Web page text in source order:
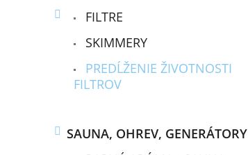
FILTRE
SKIMMERY
PREDĹŽENIE ŽIVOTNOSTI
FILTROV
SAUNA, OHREV, GENERÁTORY